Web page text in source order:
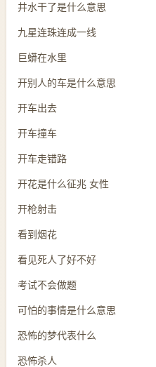
井水干了是什么意思
九星连珠连成一线
巨蟒在水里
开别人的车是什么意思
开车出去
开车撞车
开车走错路
开花是什么征兆 女性
开枪射击
看到烟花
看见死人了好不好
考试不会做题
可怕的事情是什么意思
恐怖的梦代表什么
恐怖杀人